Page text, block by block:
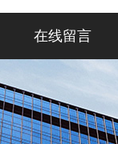
在线留言